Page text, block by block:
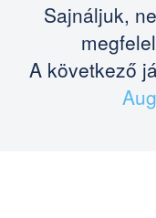
Sajnáljuk,
A következő